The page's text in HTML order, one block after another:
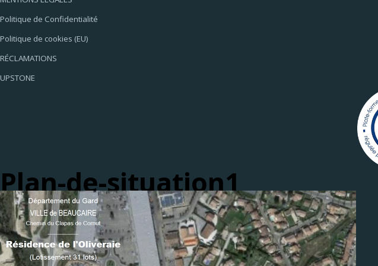
Politique de Confidentialité
Politique de cookies (EU)
RÉCLAMATIONS
UPSTONE
Plan-de-situation1